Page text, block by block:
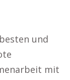
und
mit